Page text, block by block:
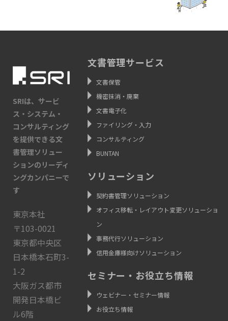
SRIは、サービ
ス・システム・
コンサルティング
を提供できる文
書管理ソリュー
ションのリーディ
ングカンパニーで
す
東京本社
〒103-0021
東京都中央区
日本橋本石町3-
1-2
大阪ガス都市
開発日本橋ビ
ル6階
文書管理サービス
文書保管
機密抹消・廃棄
文書電子化
ファイリング・入力
コンサルティング
BUNTAN
ソリューション
契約書管理ソリューション
オフィス移転・レイアウト変更ソリューショ
ン
事務代行ソリューション
信用金庫様向けソリューション
セミナー・お役立ち情報
ウェビナー・セミナー情報
お役立ち情報